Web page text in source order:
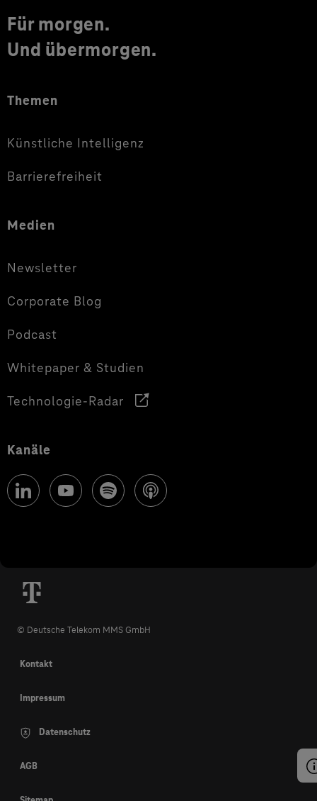
Für morgen.
Und übermorgen.
Themen
Künstliche Intelligenz
Barrierefreiheit
Medien
Newsletter
Corporate Blog
Podcast
Whitepaper & Studien
Technologie-Radar
Kanäle
© Deutsche Telekom MMS GmbH
Kontakt
Impressum
Datenschutz
AGB